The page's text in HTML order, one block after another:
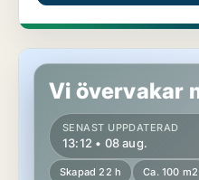
Hus i Sigtuna
Vi övervakar
SENAST UPPDATERAD
13:12 • 08 aug.
Skapad 22 h Ca. 100 m2